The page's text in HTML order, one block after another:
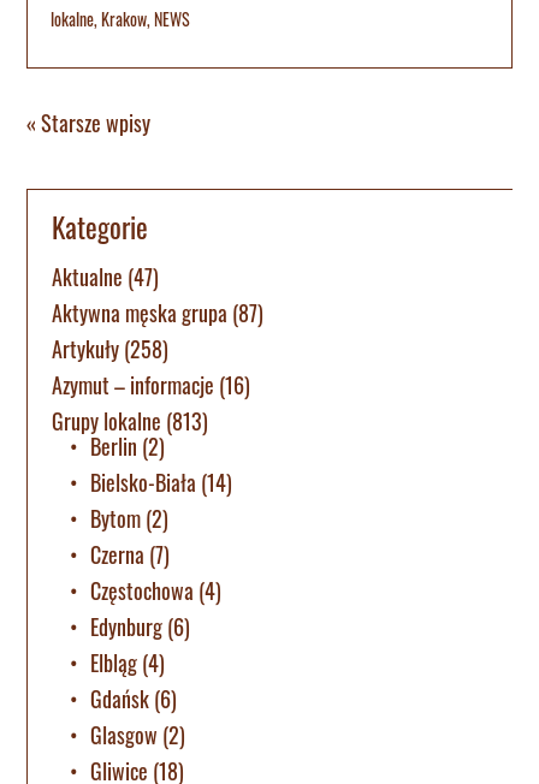
lokalne,Krakow,NEWS
« Starsze wpisy
Kategorie
Aktualne (47)
Aktywna męska grupa (87)
Artykuły(258)
Azymut – informacje (16)
Grupy lokalne (813)
Berlin (2)
Bielsko-Biała (14)
Bytom(2)
Czerna (7)
Częstochowa (4)
Edynburg(6)
Elbląg(4)
Gdańsk(6)
Glasgow (2)
Gliwice (18)